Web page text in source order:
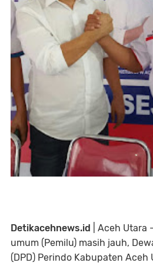
Detikacehnews.id | Aceh Utara
umum (Pemilu) masih jauh,
(DPD) Perindo Kabupaten